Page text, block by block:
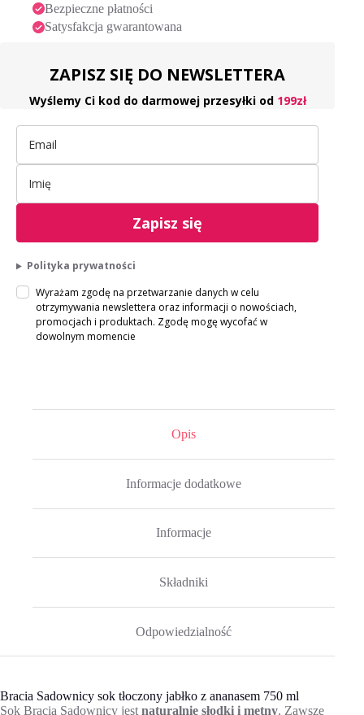
Bezpieczne płatności
Satysfakcja gwarantowana
ZAPISZ SIĘ DO NEWSLETTERA
Wyślemy Ci kod do darmowej przesyłki od 199zł
Zapisz się
Polityka prywatności
Wyrażam zgodę na przetwarzanie danych w celu
otrzymywania newslettera oraz informacji o nowościach,
promocjach i produktach. Zgodę mogę wycofać w
dowolnym momencie
Opis
Informacje dodatkowe
Informacje
Składniki
Odpowiedzialność
Bracia Sadownicy sok tłoczony jabłko z ananasem 750 ml
Sok Bracia Sadownicy jest naturalnie słodki i mętny. Zawsze